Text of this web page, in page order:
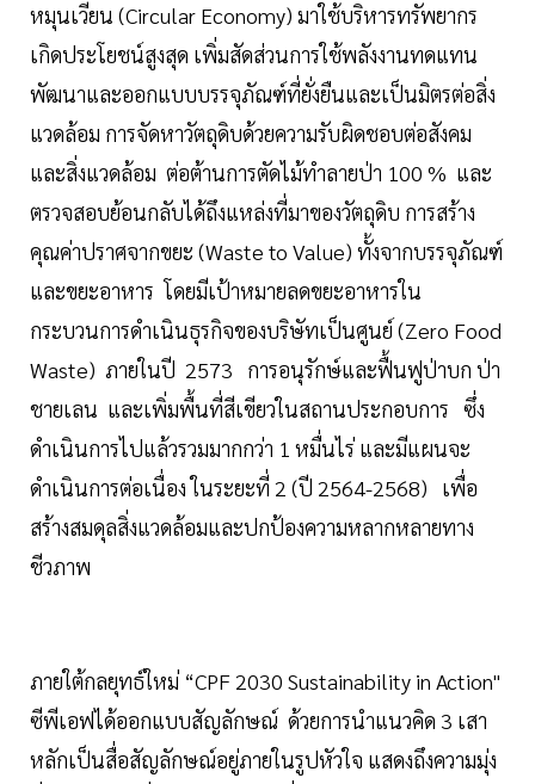
หมุนเวียน (Circular Economy) มาใช้บริหารทรัพยากร
เกิดประโยชน์สูงสุด เพิ่มสัดส่วนการใช้พลังงานทดแทน
พัฒนาและออกแบบบรรจุภัณฑ์ที่ยั่งยืนและเป็นมิตรต่อสิ่ง
แวดล้อม การจัดหาวัตถุดิบด้วยความรับผิดชอบต่อสังคม
และสิ่งแวดล้อม ต่อต้านการตัดไม้ทำลายป่า 100 % และ
ตรวจสอบย้อนกลับได้ถึงแหล่งที่มาของวัตถุดิบ การสร้าง
คุณค่าปราศจากขยะ (Waste to Value) ทั้งจากบรรจุภัณฑ์
และขยะอาหาร โดยมีเป้าหมายลดขยะอาหารใน
กระบวนการดำเนินธุรกิจของบริษัทเป็นศูนย์ (Zero Food
Waste) ภายในปี 2573 การอนุรักษ์และฟื้นฟูป่าบก ป่า
ชายเลน และเพิ่มพื้นที่สีเขียวในสถานประกอบการ ซึ่ง
ดำเนินการไปแล้วรวมมากกว่า 1 หมื่นไร่ และมีแผนจะ
ดำเนินการต่อเนื่อง ในระยะที่ 2 (ปี 2564-2568) เพื่อ
สร้างสมดุลสิ่งแวดล้อมและปกป้องความหลากหลายทาง
ชีวภาพ
ภายใต้กลยุทธ์ใหม่ “CPF 2030 Sustainability in Action"
ซีพีเอฟได้ออกแบบสัญลักษณ์ ด้วยการนำแนวคิด 3 เสา
หลักเป็นสื่อสัญลักษณ์อยู่ภายในรูปหัวใจ แสดงถึงความมุ่ง